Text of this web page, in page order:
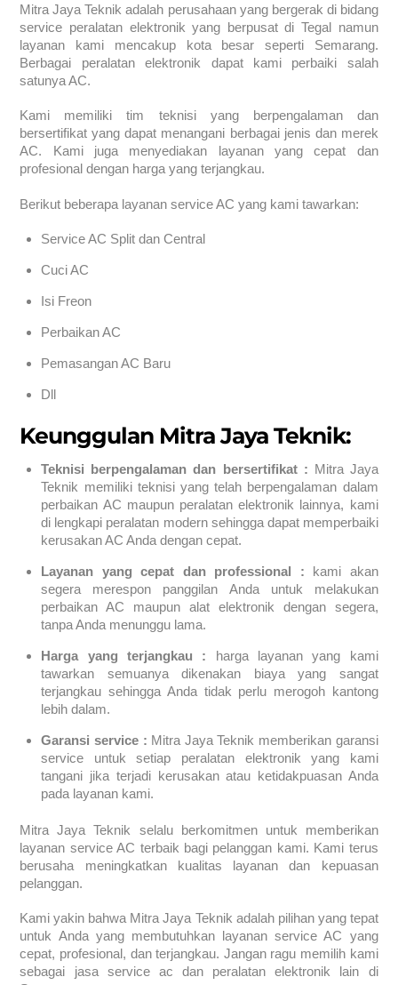
Mitra Jaya Teknik adalah perusahaan yang bergerak di bidang
service peralatan elektronik yang berpusat di Tegal namun
layanan kami mencakup kota besar seperti Semarang.
Berbagai peralatan elektronik dapat kami perbaiki salah
satunya AC.
Kami memiliki tim teknisi yang berpengalaman dan
bersertifikat yang dapat menangani berbagai jenis dan merek
AC. Kami juga menyediakan layanan yang cepat dan
profesional dengan harga yang terjangkau.
Berikut beberapa layanan service AC yang kami tawarkan:
Service AC Split dan Central
Cuci AC
Isi Freon
Perbaikan AC
Pemasangan AC Baru
Dll
Keunggulan Mitra Jaya Teknik:
Teknisi berpengalaman dan bersertifikat : Mitra Jaya
Teknik memiliki teknisi yang telah berpengalaman dalam
perbaikan AC maupun peralatan elektronik lainnya, kami
di lengkapi peralatan modern sehingga dapat memperbaiki
kerusakan AC Anda dengan cepat.
Layanan yang cepat dan professional : kami akan
segera merespon panggilan Anda untuk melakukan
perbaikan AC maupun alat elektronik dengan segera,
tanpa Anda menunggu lama.
Harga yang terjangkau : harga layanan yang kami
tawarkan semuanya dikenakan biaya yang sangat
terjangkau sehingga Anda tidak perlu merogoh kantong
lebih dalam.
Garansi service : Mitra Jaya Teknik memberikan garansi
service untuk setiap peralatan elektronik yang kami
tangani jika terjadi kerusakan atau ketidakpuasan Anda
pada layanan kami.
Mitra Jaya Teknik selalu berkomitmen untuk memberikan
layanan service AC terbaik bagi pelanggan kami. Kami terus
berusaha meningkatkan kualitas layanan dan kepuasan
pelanggan.
Kami yakin bahwa Mitra Jaya Teknik adalah pilihan yang tepat
untuk Anda yang membutuhkan layanan service AC yang
cepat, profesional, dan terjangkau. Jangan ragu memilih kami
sebagai jasa service ac dan peralatan elektronik lain di